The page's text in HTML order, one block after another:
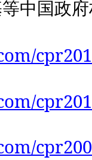
中国政